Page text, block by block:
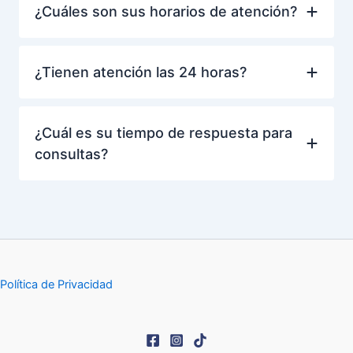
¿Cuáles son sus horarios de atención?
¿Tienen atención las 24 horas?
¿Cuál es su tiempo de respuesta para
consultas?
Política de Privacidad